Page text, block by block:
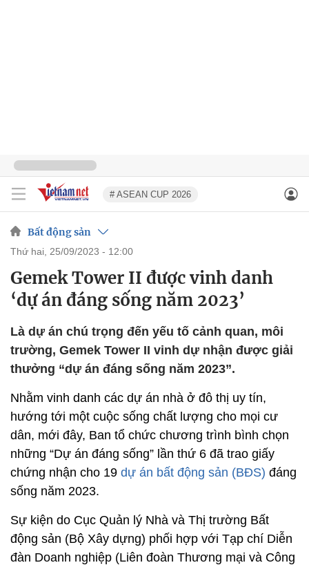
# ASEAN CUP 2026
Bất động sản
thứ hai, 25/09/2023 - 12:00
Gemek Tower II được vinh danh
‘dự án đáng sống năm 2023’
Là dự án chú trọng đến yếu tố cảnh quan, môi
trường, Gemek Tower II vinh dự nhận được giải
thưởng “dự án đáng sống năm 2023”.
Nhằm vinh danh các dự án nhà ở đô thị uy tín,
hướng tới một cuộc sống chất lượng cho mọi cư
dân, mới đây, Ban tổ chức chương trình bình chọn
những “Dự án đáng sống” lần thứ 6 đã trao giấy
chứng nhận cho 19 dự án bất động sản (BĐS) đáng
sống năm 2023.
Sự kiện do Cục Quản lý Nhà và Thị trường Bất
động sản (Bộ Xây dựng) phối hợp với Tạp chí Diễn
đàn Doanh nghiệp (Liên đoàn Thương mại và Công